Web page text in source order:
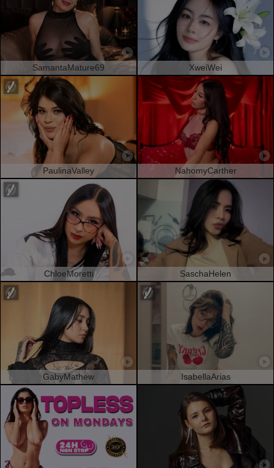
SamantaMature69 XweiWei
PaulinaValley NahomyCarther
ChloeMoretti SaschaHelen
GabyMathew IsabellaArias